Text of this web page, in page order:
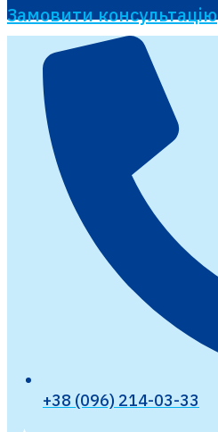
Замовити консультацію
+38 (096) 214-03-33